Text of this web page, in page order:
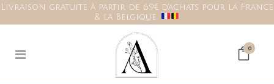
Livraison gratuite à partir de 69€ d'achats pour la France
& la Belgique.
0